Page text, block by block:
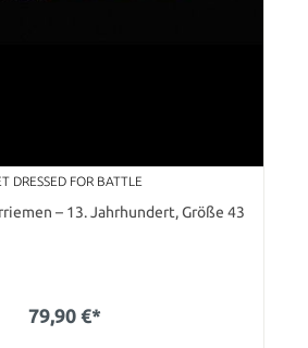
DRESSED FOR BATTLE
– 13. Jahrhundert, Größe 43
79,90 €*